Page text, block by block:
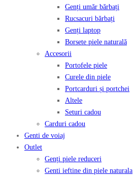
Genți umăr bărbați
Rucsacuri bărbați
Genți laptop
Borsete piele naturală
Accesorii
Portofele piele
Curele din piele
Portcarduri și portchei
Altele
Seturi cadou
Carduri cadou
Genti de voiaj
Outlet
Genți piele reduceri
Genti ieftine din piele naturala